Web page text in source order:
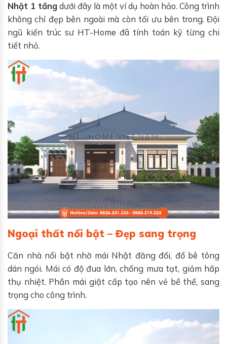
Nhật 1 tầngdưới đây là một ví dụ hoàn hảo. Công trình
không chỉ đẹp bên ngoài mà còn tối ưu bên trong. Đội
ngũ kiến trúc sư HT-Home đã tính toán kỹ từng chi
tiết nhỏ.
Ngoại thất nổi bật – Đẹp sang trọng
Căn nhà nổi bật nhờ mái Nhật đăng đối, đổ bê tông
dán ngói. Mái có độ đua lớn, chống mưa tạt, giảm hấp
thụ nhiệt. Phần mái giật cấp tạo nên vẻ bề thế, sang
trọng cho công trình.